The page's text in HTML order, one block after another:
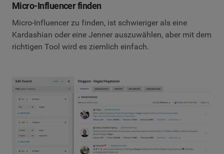
Micro-Influencer finden
Micro-Influencer zu finden, ist schwieriger als eine
Kardashian oder eine Jenner auszuwählen, aber mit dem
richtigen Tool wird es ziemlich einfach.